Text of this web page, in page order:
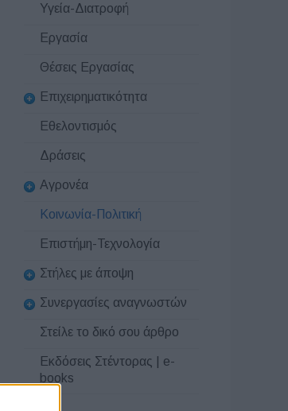
Υγεία-Διατροφή
Εργασία
Θέσεις Εργασίας
Επιχειρηματικότητα
Εθελοντισμός
Δράσεις
Αγρονέα
Κοινωνία-Πολιτική
Επιστήμη-Τεχνολογία
Στήλες με άποψη
Συνεργασίες αναγνωστών
Στείλε το δικό σου άρθρο
Εκδόσεις Στέντορας | e-
books